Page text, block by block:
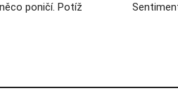
poničí. Potíž